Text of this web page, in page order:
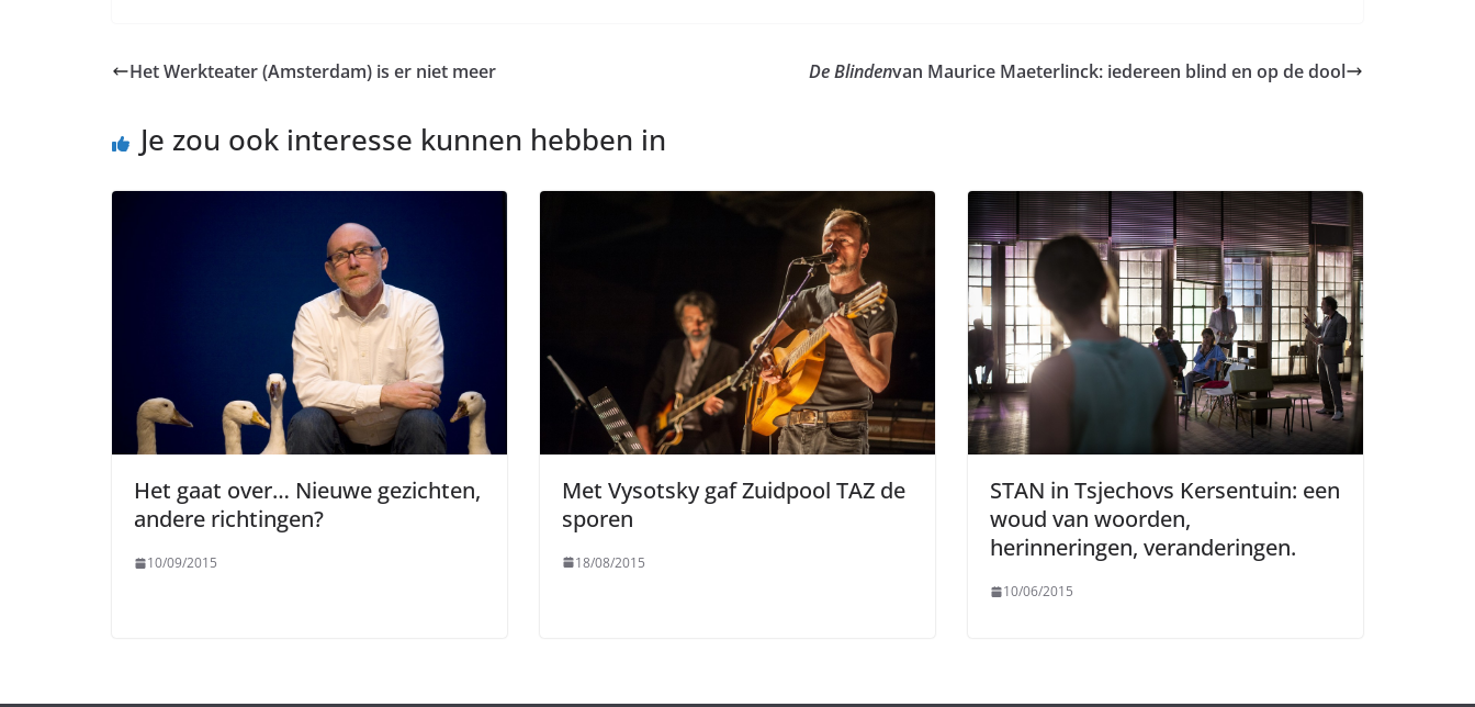
Het Werkteater (Amsterdam) is er niet meer De Blindenvan Maurice Maeterlinck: iedereen blind en op de dool
Je zou ook interesse kunnen hebben in
Het gaat over… Nieuwe gezichten,
andere richtingen?
10/09/2015
Met Vysotsky gaf Zuidpool TAZ de
sporen
18/08/2015
STAN in Tsjechovs Kersentuin: een
woud van woorden,
herinneringen, veranderingen.
10/06/2015